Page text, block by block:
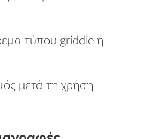
τύπου griddle ή
μετά τη χρήση